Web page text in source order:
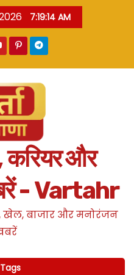
7:19:15 AM
और
- Vartahr
खेल, बाजार और मनोरंजन